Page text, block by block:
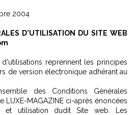
2004
D'UTILISATION DU SITE WEB
d'utilisations reprennent les principes
de version électronique adhérant au
des Conditions Générales
LUXE-MAGAZINE ci-après énoncées
et utilisation dudit Site web. Les